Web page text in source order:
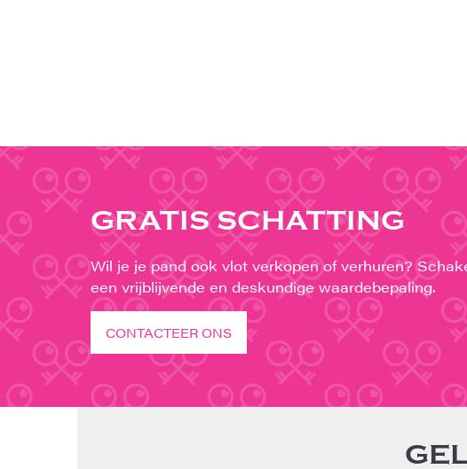
GRATIS SCHATTING
Wil je je pand ook vlot verkopen of verhuren?
een vrijblijvende en deskundige waardebepaling.
CONTACTEER ONS